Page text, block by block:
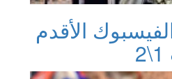
الأقدم